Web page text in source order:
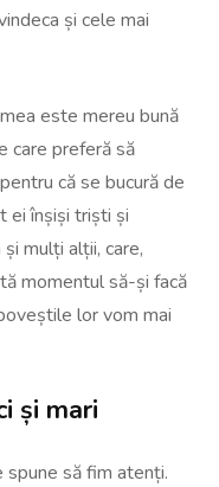
și cele mai
este mereu bună
care preferă să
că se bucură de
ei înșiși triști și
mulți alții, care,
momentul să-și facă
lor vom mai
și mari
spune să fim atenți.